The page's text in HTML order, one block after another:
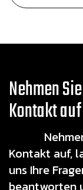
Nehmen Sie
Kontakt
Kontakt auf,
uns Ihre